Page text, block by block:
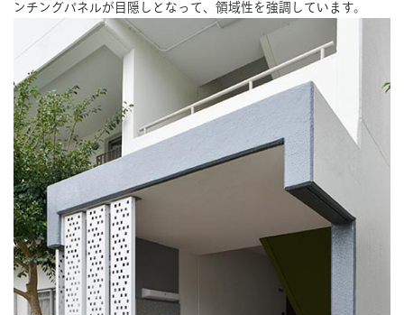
ンチングパネルが目隠しとなって、領域性を強調しています。